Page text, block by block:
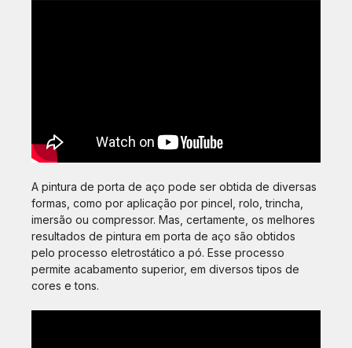
A pintura de porta de aço pode ser obtida de diversas
formas, como por aplicação por pincel, rolo, trincha,
imersão ou compressor. Mas, certamente, os melhores
resultados de pintura em porta de aço são obtidos
pelo processo eletrostático a pó. Esse processo
permite acabamento superior, em diversos tipos de
cores e tons.